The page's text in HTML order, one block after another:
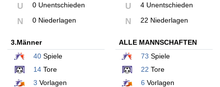
U 0 Unentschieden
N 0 Niederlagen
U 4 Unentschieden
N 22 Niederlagen
3.Männer
40 Spiele
14 Tore
3 Vorlagen
ALLE MANNSCHAFTEN
73 Spiele
22 Tore
6 Vorlagen